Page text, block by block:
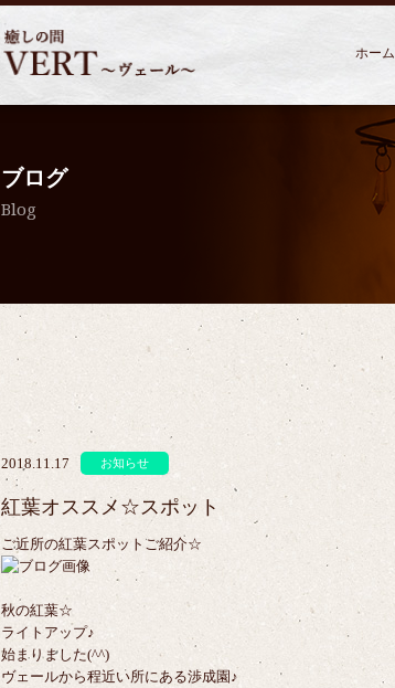
ホーム
ブログ
Blog
2018.11.17 お知らせ
紅葉オススメ☆スポット
ご近所の紅葉スポットご紹介☆
秋の紅葉☆
ライトアップ♪
始まりました(^^)
ヴェールから程近い所にある渉成園♪